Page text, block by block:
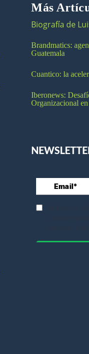
Más
Biografía de
Brandmatics:
Guatemala
Cuantico: la
Iberonews:
Organizacional en